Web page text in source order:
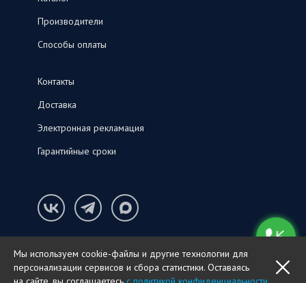
Производители
Способы оплаты
Контакты
Доставка
Электронная рекламация
Гарантийные сроки
© ООО «СНК‑С», 2026
Мы используем cookie-файлы и другие технологии для
персонализации сервисов и сбора статистики. Оставаясь
ПОЗВОНИТЬ